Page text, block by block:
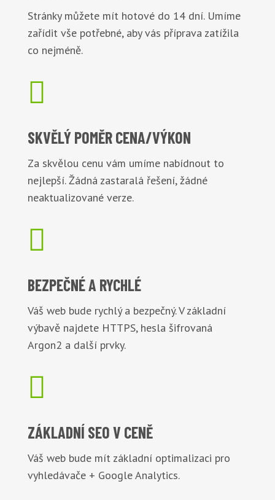
Stránky můžete mít hotové do 14 dní. Umíme
zařídit vše potřebné, aby vás příprava zatížila
co nejméně.

SKVĚLÝ POMĚRCENA/VÝKON
Za skvělou cenu vám umíme nabídnout to
nejlepší. Žádná zastaralá řešení, žádné
neaktualizované verze.

BEZPEČNÉA RYCHLÉ
Váš web bude rychlý a bezpečný. V základní
výbavě najdete HTTPS, hesla šifrovaná
Argon2 a další prvky.

ZÁKLADNÍ SEO V CENĚ
Váš web bude mít základní optimalizaci pro
vyhledávače + Google Analytics.